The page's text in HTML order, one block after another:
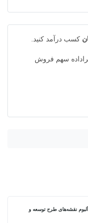
کسب درآمد کنید.
فراداده سهم فروش
نقشه‌های طرح توسعه و